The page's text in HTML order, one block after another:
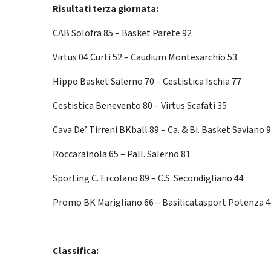
Risultati terza giornata:
CAB Solofra 85 – Basket Parete 92
Virtus 04 Curti 52 – Caudium Montesarchio 53
Hippo Basket Salerno 70 – Cestistica Ischia 77
Cestistica Benevento 80 – Virtus Scafati 35
Cava De’ Tirreni BKball 89 – Ca. & Bi. Basket Saviano
Roccarainola 65 – Pall. Salerno 81
Sporting C. Ercolano 89 – C.S. Secondigliano 44
Promo BK Marigliano 66 – Basilicatasport Potenza
Classifica: